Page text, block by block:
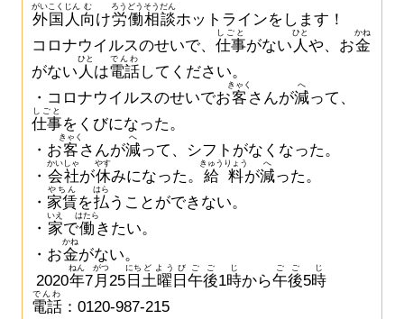
外国人
がいこくじん
向
む
け労働
ろうどう
相談
そうだん
ホットラインをします！
コロナウイルスのせいで、仕事
しごと
がない 人
ひと
や、お金
かね
がない 人
ひと
は電話
でんわ
してください。
・コロナウイルスのせいでお客
きゃく
さんが減
へ
って、
仕事
しごと
をくびになった。
・お客
きゃく
さんが減
へ
って、シフトがなくなった。
・ 会社
かいしゃ
が休
やす
みになった。 給料
きゅうりょう
が減
へ
った。
・ 家賃
やちん
を払
はら
うことができない。
・ 家
いえ
で働
はたら
きたい。
・お金
かね
がない。
2020年
ねん
7 月
がつ
25 日
にち
土曜日
どようび
午後
ごご
1時
じ
から午後
ごご
5時
じ
電話
でんわ
：0120-987-215